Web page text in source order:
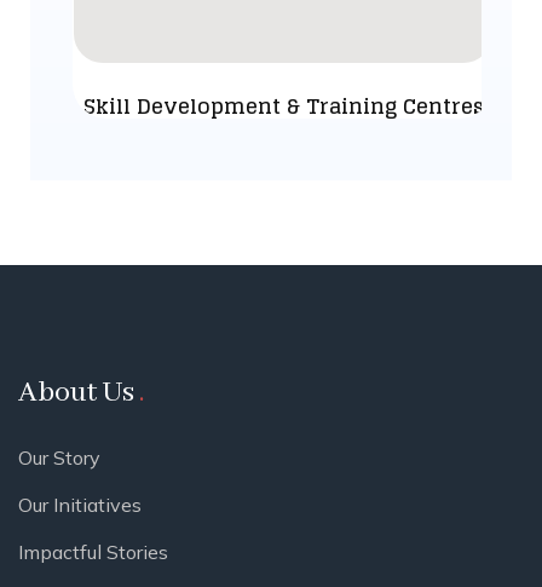
Skill Development & Training Centres
About Us
Our Story
Our Initiatives
Impactful Stories